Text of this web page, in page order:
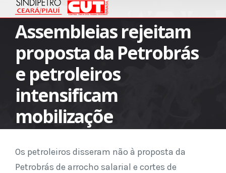
Assembleias rejeitam
proposta da Petrobrás
e petroleiros
intensificam
mobilizaçõe
Os petroleiros disseram não à proposta da
Petrobrás de arrocho salarial e cortes de